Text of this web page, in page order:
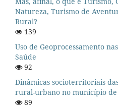
Natureza, Turismo de
Rural?
139
Uso de Geoprocessamento
Saúde
92
Dinâmicas socioterritoriais
rural-urbano no município de
89